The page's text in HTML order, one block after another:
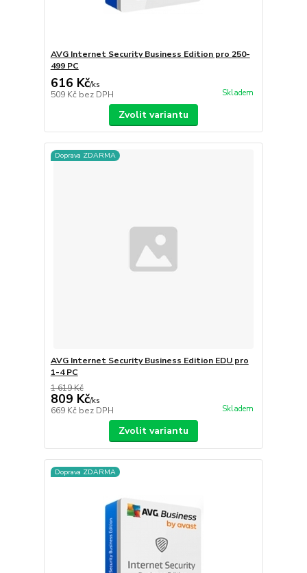
AVG Internet Security Business Edition pro 250-
499 PC
616 Kč/ks
509 Kč bez DPH Skladem
Zvolit variantu
Doprava ZDARMA
AVG Internet Security Business Edition EDU pro
1-4 PC
1 619 Kč
809 Kč/ks
669 Kč bez DPH Skladem
Zvolit variantu
Doprava ZDARMA